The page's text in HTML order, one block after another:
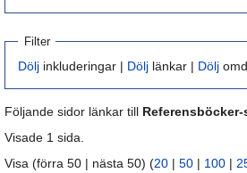
Filter
Dölj inkluderingar | Dölj länkar | Dölj
Följande sidor länkar till Referensböcker-
Visade 1 sida.
Visa (förra 50 | nästa 50) (20 | 50 | 100 |